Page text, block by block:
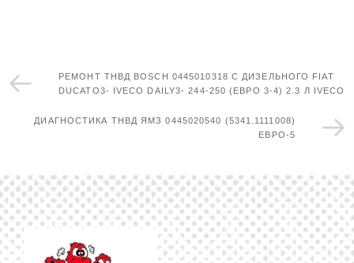
РЕМОНТ ТНВД BOSCH 0445010318 С ДИЗЕЛЬНОГО FIAT
DUCATO3- IVECO DAILY3- 244-250 (ЕВРО 3-4) 2.3 Л IVECO
ДИАГНОСТИКА ТНВД ЯМЗ 0445020540 (5341.1111008)
ЕВРО-5